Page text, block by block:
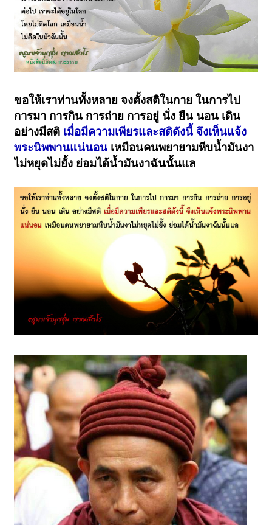
ขอให้เราท่านทั้งหลาย จงตั้งสติในกาย ในการไป
การมา การกิน การถ่าย การอยู่ นั่ง ยืน นอน เดิน
อย่างมีสติ เมื่อมีความเพียรและสติดังนี้ จึงเห็นแจ้ง
พระนิพพานแน่นอน เหมือนคนพยายามหีบน้ำมันงา
ไม่หยุดไม่ยั้ง ย่อมได้น้ำมันงาฉันนั้นแล